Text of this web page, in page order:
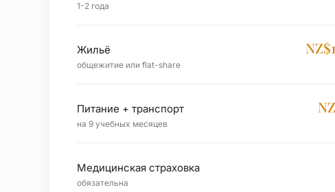
1-2 года
Жильё
общежитие или flat-share
Питание + транспорт
на 9 учебных месяцев
Медицинская страховка
обязательна